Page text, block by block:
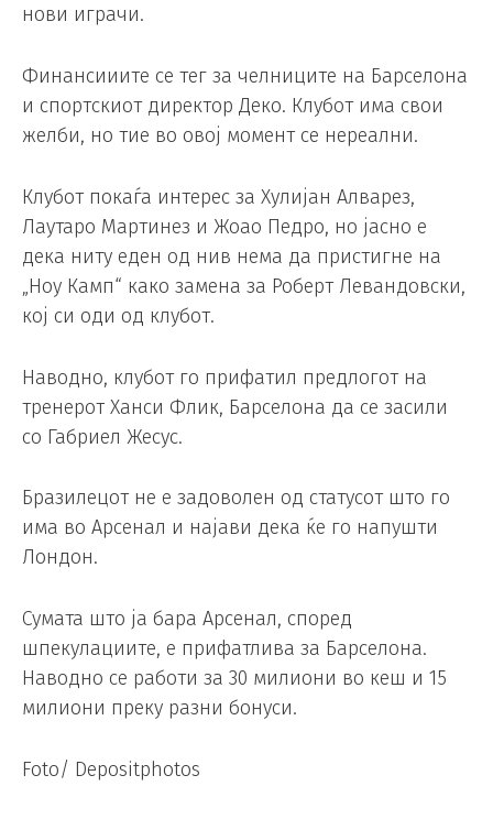
нови играчи.
Финансииите се тег за челниците на Барселона
и спортскиот директор Деко. Клубот има свои
желби, но тие во овој момент се нереални.
Клубот покаѓа интерес за Хулијан Алварез,
Лаутаро Мартинез и Жоао Педро, но јасно е
дека ниту еден од нив нема да пристигне на
„Ноу Камп“ како замена за Роберт Левандовски,
кој си оди од клубот.
Наводно, клубот го прифатил предлогот на
тренерот Ханси Флик, Барселона да се засили
со Габриел Жесус.
Бразилецот не е задоволен од статусот што го
има во Арсенал и најави дека ќе го напушти
Лондон.
Сумата што ја бара Арсенал, според
шпекулациите, е прифатлива за Барселона.
Наводно се работи за 30 милиони во кеш и 15
милиони преку разни бонуси.
Foto/ Depositphotos